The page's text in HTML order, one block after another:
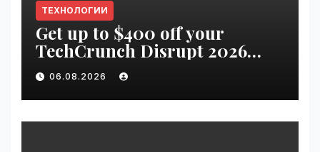
ТЕХНОЛОГИИ
Get up to $400 off your
TechCrunch Disrupt 2026
pass until Friday | VseTime.ru
06.08.2026